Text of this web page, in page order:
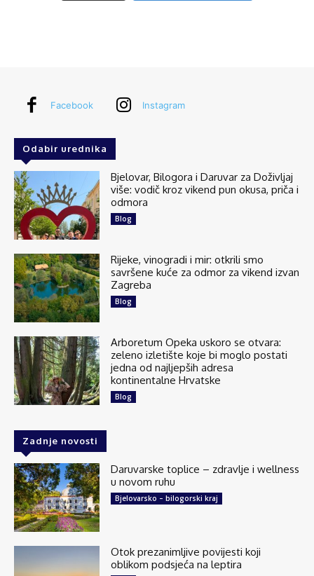
oblik konstantno mijenja jačina valova, a boju pak
18 1 comments
Share
Explore Croatia
July 27 at 6:43am
Silba je najsjeverniji dalmatinski otok smješten
između Premude i Oliba, poznat kao “vrata
Dalmacije”. S 300 stalnih stanovnika i površinom
na tek 15 četvornih kilometara oblikom...
See more
136 6 comments
Share
Explore Croatia
July 24 at 5:05am
Majerovo vrilo jedan je od tri velika izvora rijeke
Facebook Instagram
Odabir urednika
Bjelovar, Bilogora i Daruvar za Doživljaj
više: vodič kroz vikend pun okusa, priča i
odmora
Blog
Rijeke, vinogradi i mir: otkrili smo
savršene kuće za odmor za vikend izvan
Zagreba
Blog
Arboretum Opeka uskoro se otvara:
zeleno izletište koje bi moglo postati
jedna od najljepših adresa
kontinentalne Hrvatske
Blog
Zadnje novosti
Daruvarske toplice – zdravlje i wellness
u novom ruhu
Bjelovarsko – bilogorski kraj
Otok prezanimljive povijesti koji
oblikom podsjeća na leptira